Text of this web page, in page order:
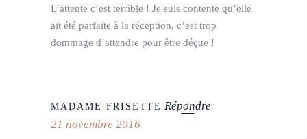
L’attente c’est terrible ! Je suis contente qu’elle
ait été parfaite à la réception, c’est trop
dommage d’attendre pour être déçue !
MADAME FRISETTE Répondre
21 novembre 2016